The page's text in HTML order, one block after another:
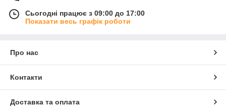
Сьогодні працює з 09:00 до 17:00
Показати весь графік роботи
Про нас
Контакти
Доставка та оплата